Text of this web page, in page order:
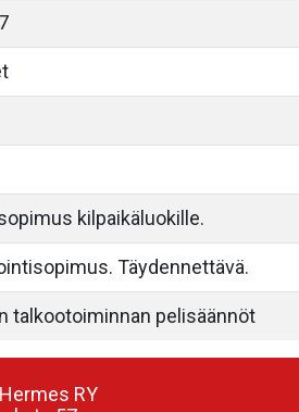
kilpaikäluokille.
Täydennettävä.
talkootoiminnan pelisäännöt
RY